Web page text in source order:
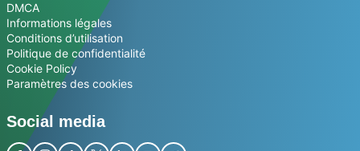
DMCA
Informations légales
Conditions d’utilisation
Politique de confidentialité
Cookie Policy
Paramètres des cookies
Social media